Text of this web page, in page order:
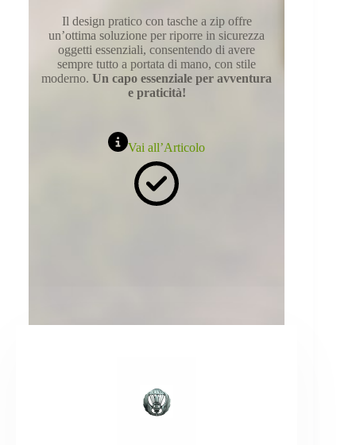
Il design pratico con tasche a zip offre
un’ottima soluzione per riporre in sicurezza
oggetti essenziali, consentendo di avere
sempre tutto a portata di mano, con stile
moderno.Un capo essenziale per avventura
e praticità!
Vai all’Articolo